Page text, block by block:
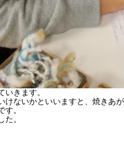
いきます。
けないかといいますと、焼きあが
す。
た。